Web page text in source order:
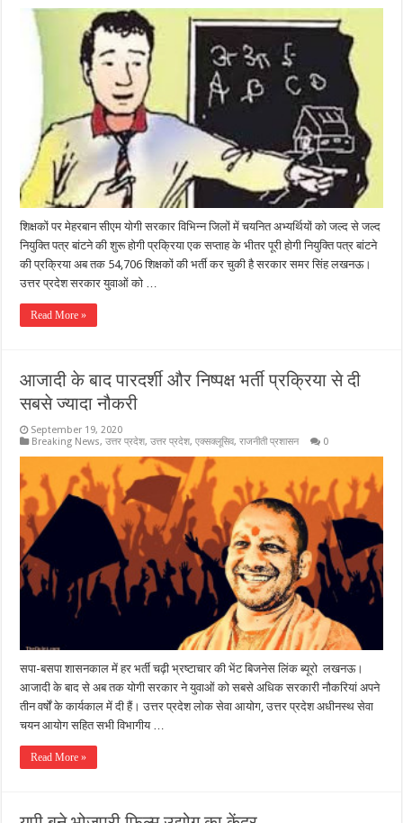
शिक्षकों पर मेहरबान सीएम योगी सरकार विभिन्न जिलों में चयनित अभ्यर्थियों को जल्द से जल्द
नियुक्ति पत्र बांटने की शुरू होगी प्रक्रिया एक सप्ताह के भीतर पूरी होगी नियुक्ति पत्र बांटने
की प्रक्रिया अब तक 54,706 शिक्षकों की भर्ती कर चुकी है सरकार समर सिंह लखनऊ।
उत्तर प्रदेश सरकार युवाओं को …
Read More »
आजादी के बाद पारदर्शी और निष्पक्ष भर्ती प्रक्रिया से दी
सबसे ज्यादा नौकरी
September 19, 2020
Breaking News,उत्तर प्रदेश,उत्तर प्रदेश,एक्सक्लूसिव,राजनीती प्रशासन 0
सपा-बसपा शासनकाल में हर भर्ती चढ़ी भ्रष्टाचार की भेंट बिजनेस लिंक ब्यूरो लखनऊ।
आजादी के बाद से अब तक योगी सरकार ने युवाओं को सबसे अधिक सरकारी नौकरियां अपने
तीन वर्षों के कार्यकाल में दी हैं। उत्तर प्रदेश लोक सेवा आयोग, उत्तर प्रदेश अधीनस्थ सेवा
चयन आयोग सहित सभी विभागीय …
Read More »